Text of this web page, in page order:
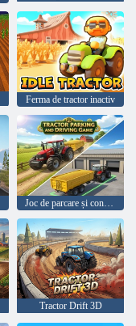
Ferma de tractor inactiv
Joc de parcare și conducere a tractorului
Tractor Drift 3D